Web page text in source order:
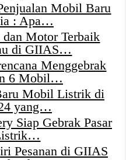
Mobil Baru
: Apa…
Motor Terbaik
di GIIAS…
Menggebrak
6 Mobil…
Mobil Listrik di
yang…
Siap Gebrak Pasar
Pesanan di GIIAS